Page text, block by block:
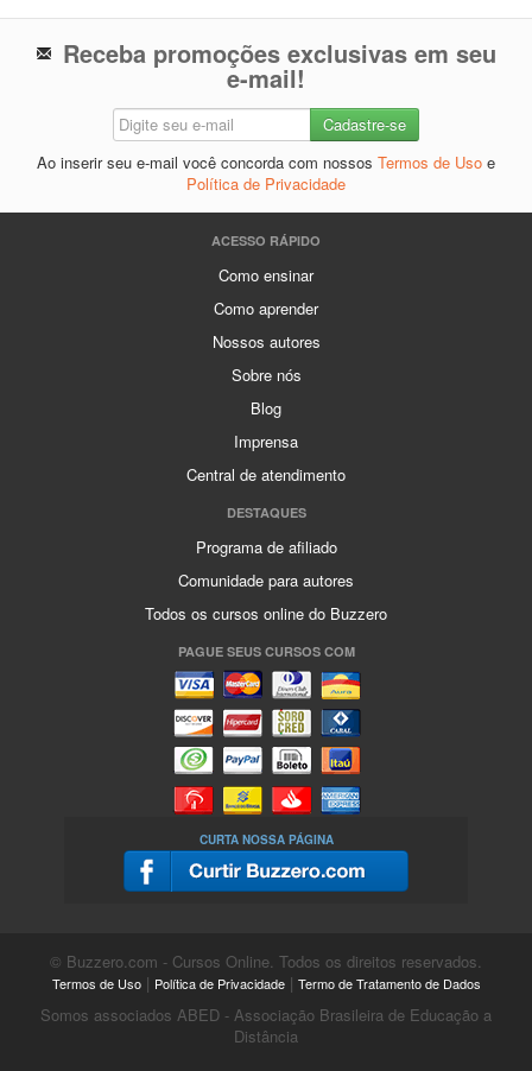
Receba promoções exclusivas em seu
e-mail!
Ao inserir seu e-mail você concorda com nossos Termos de Uso e
Política de Privacidade
ACESSO RÁPIDO
Como ensinar
Como aprender
Nossos autores
Sobre nós
Blog
Imprensa
Central de atendimento
DESTAQUES
Programa de afiliado
Comunidade para autores
Todos os cursos online do Buzzero
PAGUE SEUS CURSOS COM
CURTA NOSSA PÁGINA
© Buzzero.com - Cursos Online. Todos os direitos reservados.
Termos de Uso| Política de Privacidade| Termo de Tratamento de Dados
Somos associados ABED - Associação Brasileira de Educação a
Distância